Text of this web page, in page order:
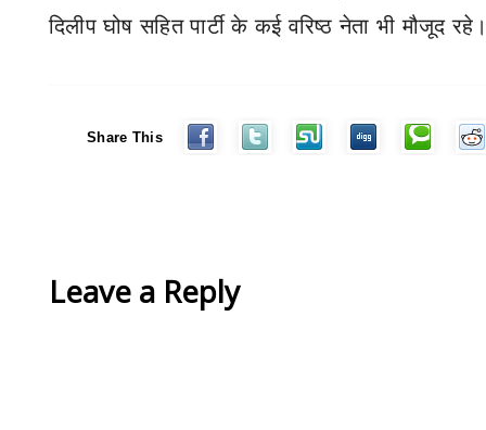
दिलीप घोष सहित पार्टी के कई वरिष्ठ नेता भी मौजूद
Share This
Leave a Reply